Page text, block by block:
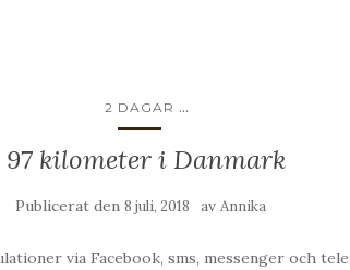
2 DAGAR ...
97 kilometer i Danmark
Publicerat den 8 juli, 2018 av Annika
via Facebook, sms, messenger och